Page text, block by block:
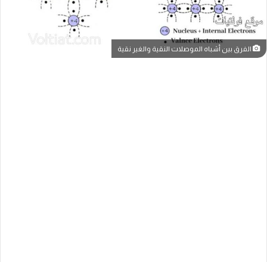
الفرق بين أشباه الموصلات النقية والغير نقية